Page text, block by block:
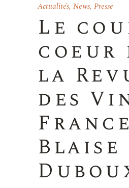
Actualités, News, Presse
Le
coeur
la
des
Blaise